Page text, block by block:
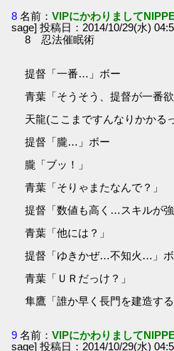
8 名前：VIPにかわりまして
sage] 投稿日：2014/10/29(水)
8 忍法催眠術
提督「一番…」ボー
青葉「そうそう、提督が一番欲
天龍(ここまですんなりかか
提督「朧…」ボー
朧「ブッ！」
青葉「そりゃまたなんで？」
提督「数値も高く…スキルが
青葉「他には？」
提督「ゆきかぜ…不知火…」
青葉「ＵＲだっけ？」
隼鷹「誰か早く長門を建造する
9 名前：VIPにかわりまして
sage] 投稿日：2014/10/29(水)